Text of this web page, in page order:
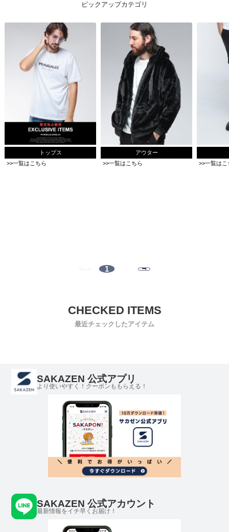
ピックアップカテゴリ
トップス
>>一覧はこちら
アウター
>>一覧はこちら
>>一覧はこ
1
最近チェックしたアイテム
SAKAZEN 公式アプリ
より使いやすく！クーポンももらえる！
SAKAZEN 公式アカウント
最新情報をイチ早くお届け！